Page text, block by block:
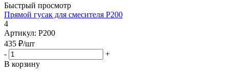
Быстрый просмотр
Прямой гусак для смесителя P200
4
Артикул: P200
435 ₽/шт
-
+
В корзину